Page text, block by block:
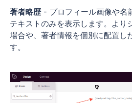
著者略歴- プロフィール画像や名
テキストのみを表示します。より
場合や、著者情報を個別に配置し
す。